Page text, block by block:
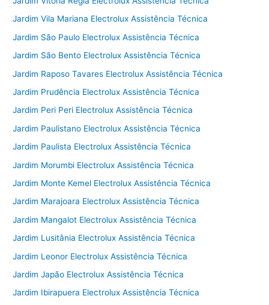
Jardim Vila Mariana Electrolux Assistência Técnica
Jardim São Paulo Electrolux Assistência Técnica
Jardim São Bento Electrolux Assistência Técnica
Jardim Raposo Tavares Electrolux Assistência Técnica
Jardim Prudência Electrolux Assistência Técnica
Jardim Peri Peri Electrolux Assistência Técnica
Jardim Paulistano Electrolux Assistência Técnica
Jardim Paulista Electrolux Assistência Técnica
Jardim Morumbi Electrolux Assistência Técnica
Jardim Monte Kemel Electrolux Assistência Técnica
Jardim Marajoara Electrolux Assistência Técnica
Jardim Mangalot Electrolux Assistência Técnica
Jardim Lusitânia Electrolux Assistência Técnica
Jardim Leonor Electrolux Assistência Técnica
Jardim Japão Electrolux Assistência Técnica
Jardim Ibirapuera Electrolux Assistência Técnica